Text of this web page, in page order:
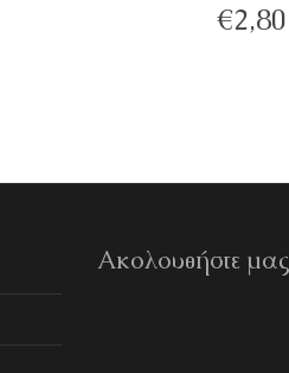
€2,80
Ακολουθήστε μας